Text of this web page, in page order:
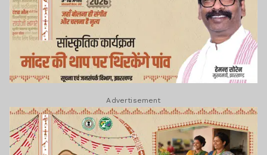
Advertisement